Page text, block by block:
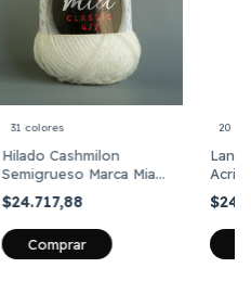
31 colores
Hilado Cashmilon
Semigrueso Marca Mia
4/7 Ovillos X Kilo
Colores 1
$24.717,88
Comprar
20
Lana